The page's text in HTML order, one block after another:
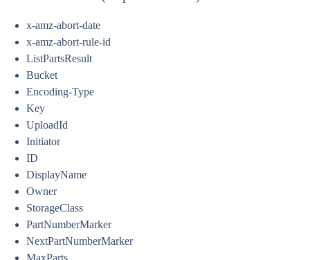
x-amz-abort-date
x-amz-abort-rule-id
ListPartsResult
Bucket
Encoding-Type
Key
UploadId
Initiator
ID
DisplayName
Owner
StorageClass
PartNumberMarker
NextPartNumberMarker
MaxParts